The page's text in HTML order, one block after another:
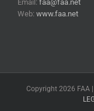
Email: faa@faa.net
Web: www.faa.net
Copyright 2026 FAA